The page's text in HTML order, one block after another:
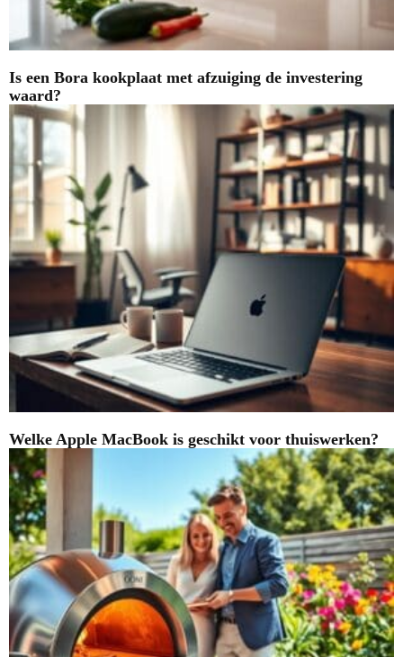
Is een Bora kookplaat met afzuiging de investering
waard?
Welke Apple MacBook is geschikt voor thuiswerken?